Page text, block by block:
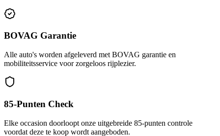
BOVAG Garantie
Alle auto's worden afgeleverd met BOVAG garantie en
mobiliteitsservice voor zorgeloos rijplezier.
85-Punten Check
Elke occasion doorloopt onze uitgebreide 85-punten controle
voordat deze te koop wordt aangeboden.